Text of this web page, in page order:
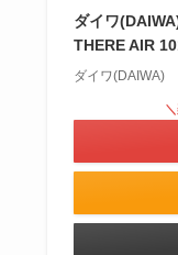
ダイワ
THERE AIR
ダイワ(DAIWA)